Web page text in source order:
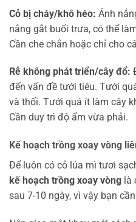
Cỏ bị cháy/khô héo: Ánh
nắng gắt buổi trưa, có thể
Cần che chắn hoặc chỉ cho
Rễ không phát triển/cây đổ:
đến vấn đề tưới tiêu. Tưới
và thối. Tưới quá ít làm cây
Cần duy trì độ ẩm vừa phải.
Kế hoạch trồng xoay vòng
Để luôn có cỏ lúa mì tươi
kế hoạch trồng xoay vòng
sau 7-10 ngày, vì vậy bạn